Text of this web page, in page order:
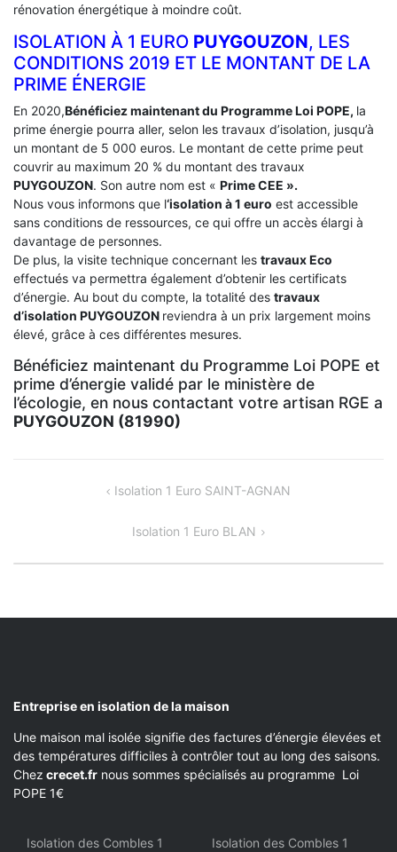
rénovation énergétique à moindre coût.
ISOLATION À 1 EURO PUYGOUZON, LES
CONDITIONS 2019 ET LE MONTANT DE LA
PRIME ÉNERGIE
En 2020,Bénéficiez maintenant du Programme Loi POPE, la
prime énergie pourra aller, selon les travaux d’isolation, jusqu’à
un montant de 5 000 euros. Le montant de cette prime peut
couvrir au maximum 20 % du montant des travaux
PUYGOUZON. Son autre nom est « Prime CEE ».
Nous vous informons que l‘isolation à 1 euro est accessible
sans conditions de ressources, ce qui offre un accès élargi à
davantage de personnes.
De plus, la visite technique concernant les travaux Eco
effectués va permettra également d’obtenir les certificats
d’énergie. Au bout du compte, la totalité des travaux
d’isolation PUYGOUZON reviendra à un prix largement moins
élevé, grâce à ces différentes mesures.
Bénéficiez maintenant du Programme Loi POPE et
prime d’énergie validé par le ministère de
l’écologie, en nous contactant votre artisan RGE a
PUYGOUZON (81990)
NAVIGATIONIsolation 1 Euro SAINT-AGNAN
Isolation 1 Euro BLAN
Entreprise en isolation de la maison
Une maison mal isolée signifie des factures d’énergie élevées et
des températures difficiles à contrôler tout au long des saisons.
Chez crecet.fr nous sommes spécialisés au programme Loi
POPE 1€
Isolation des Combles 1 Isolation des Combles 1